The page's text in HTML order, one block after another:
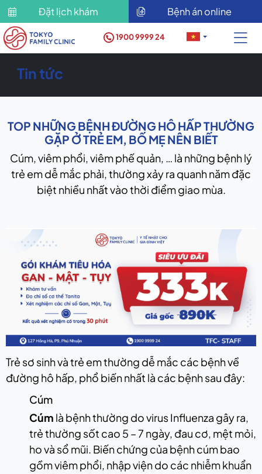
Đặt lịch khám Bệnh án online
1900 9999 24
Tin tức
TOP NHỮNG BỆNH ĐƯỜNG HÔ HẤP THƯỜNG
GẶP Ở TRẺ EM, BỐ MẸ NÊN BIẾT
Cúm, viêm phổi, viêm phế quản, … là những bệnh lý
trẻ em dễ mắc phải, thường xảy ra quanh năm đặc
biệt nhiều nhất vào thời điểm giao mùa.
Trẻ sơ sinh và trẻ em thường dễ mắc các bệnh về
đường hô hấp, phổ biến nhất là các bệnh sau đây:
Cúm
Cúm là bệnh thường do virus Influenza gây ra,
trẻ thường sốt cao 5 – 7 ngày, đau cơ, mệt mỏi,
ho và sổ mũi. Biến chứng của bệnh cúm bao
gồm viêm phổi, nhập viện do các nhiễm khuẩn